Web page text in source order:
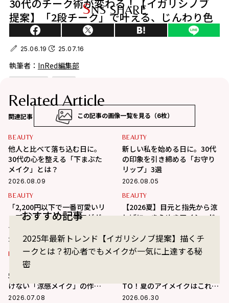
30代のチーク術が変わる！【イガリシノブ
提案】「2段チーク」で叶える、じんわり色
っぽ大人顔
25.06.19 25.07.16
執筆者： InRed編集部
この記事の画像一覧を見る（6枚）
今なりたいトレンドの顔は、じつはチーク使いが大きな
決め手。イガリシノブさんが提案する“描くチーク”で、
色を仕込んで骨格を作り出せば、今っぽいお洒落な顔が
叶います！
おすすめ記事
2025年最新トレンド【イガリシノブ提案】描くチ
ークとは？初心者でもメイクが一気に上達する秘
密
SNS SHARE
Related Article
関連記事
BEAUTY
他人と比べて落ち込む日に。
30代の心を整える「下まぶた
メイク」とは？
2026.08.09
BEAUTY
新しい私を始める日に。30代
の印象を引き締める「お守り
リップ」3選
2026.08.05
BEAUTY
「2,200円以下で一番可愛いリ
ップはどれ？」美容プロがガ
チで選んだ2026夏の韓国コス
メ3選
2026.08.02
BEAUTY
【2026夏】目元と指先から涼
しげに。きらめきアイシャド
ク」
2026.07.18
BEAUTY
【2026夏】一瞬でマイナス
5℃の圧倒的透明感！猛暑に負
けない「涼感メイク」の作り
方
2026.07.08
BEAUTY
TO！夏のアイメイクはこれで
決まり！
2026.06.30